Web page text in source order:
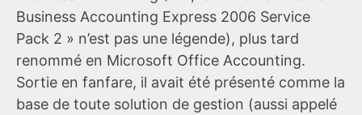
Business Accounting Express 2006 Service
Pack 2 » n’est pas une légende), plus tard
renommé en Microsoft Office Accounting.
Sortie en fanfare, il avait été présenté comme la
base de toute solution de gestion (aussi appelé